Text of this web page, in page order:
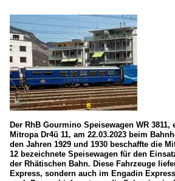
Der RhB Gourmino Speisewagen WR 3811,
Mitropa Dr4ü 11, am 22.03.2023 beim
den Jahren 1929 und 1930 beschaffte die
12 bezeichnete Speisewagen für den
der Rhätischen Bahn. Diese Fahrzeuge
Express, sondern auch im Engadin